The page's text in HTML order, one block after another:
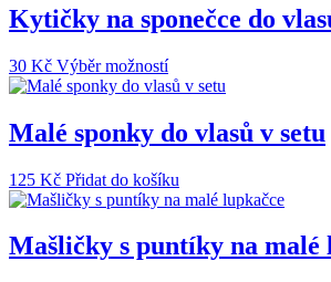
Kytičky na sponečce do
30 Kč Výběr možnostíTento
produkt
více
variant.
lze
vybrat
stránce
produktu
Malé sponky do vlasů v setu
125 Kč Přidat do košíku
Mašličky s puntíky na malé